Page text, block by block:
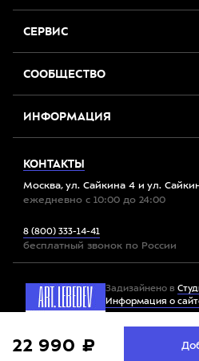
СЕРВИС
СООБЩЕСТВО
ИНФОРМАЦИЯ
КОНТАКТЫ
Москва, ул. Сайкина 4 и ул.
ежедневно с 10:00 до 24:00
8 (800) 333-14-41
бесплатный звонок по России
Задизайнено в
Информация о
Все права защищены. 2012-2026
сайтом, вы соглашаетесь с
условиями
22 990 ₽